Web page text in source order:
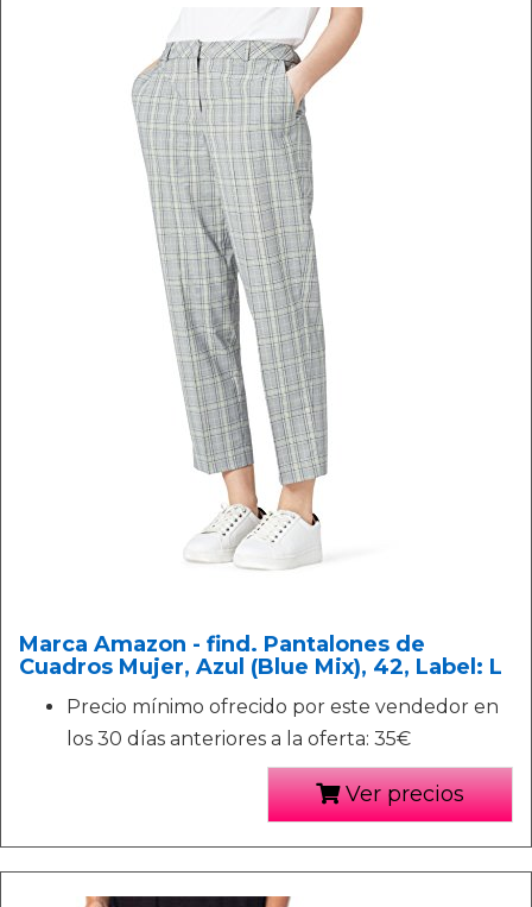
Marca Amazon - find. Pantalones de
Cuadros Mujer, Azul (Blue Mix), 42, Label: L
Precio mínimo ofrecido por este vendedor en
los 30 días anteriores a la oferta: 35€
Ver precios